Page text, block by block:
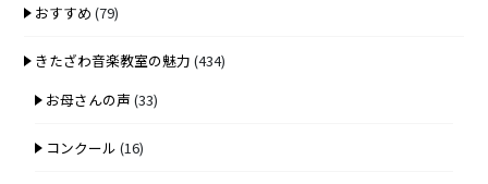
おすすめ (79)
きたざわ音楽教室の魅力 (434)
お母さんの声 (33)
コンクール (16)